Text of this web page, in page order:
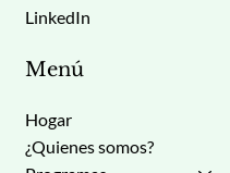
Menú
Hogar
¿Quienes somos?
LinkedIn